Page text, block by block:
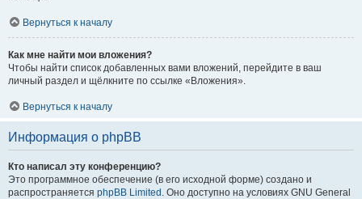
Вернуться к началу
Как мне найти мои вложения?
Чтобы найти список добавленных вами вложений, перейдите в ваш
личный раздел и щёлкните по ссылке «Вложения».
Вернуться к началу
Информация о phpBB
Кто написал эту конференцию?
Это программное обеспечение (в его исходной форме) создано и
распространяется phpBB Limited . Оно доступно на условиях GNU General